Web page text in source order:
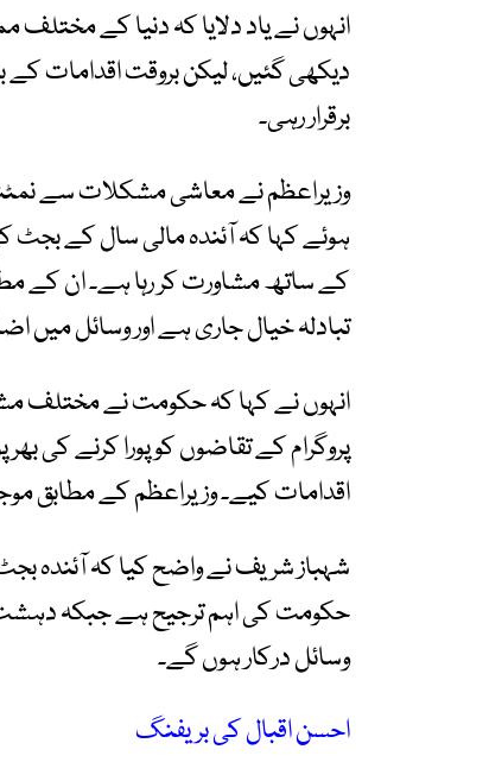
انہوں نے یاد دلایا کہ دنیا کے
دیکھی گئیں، لیکن بروقت اقدامات
برقرار رہی۔
وزیراعظم نے معاشی مشکلات سے
ہوئے کہا کہ آئندہ مالی سال کے
کے ساتھ مشاورت کر رہا ہے۔ ان کے
تبادلہ خیال جاری ہے اور وسائل
انہوں نے کہا کہ حکومت نے مختلف
پروگرام کے تقاضوں کو پورا کرنے کی
اقدامات کیے۔ وزیراعظم کے مطابق
شہباز شریف نے واضح کیا کہ آئندہ
حکومت کی اہم ترجیح ہے جبکہ
وسائل درکار ہوں گے۔
احسن اقبال کی بریفنگ